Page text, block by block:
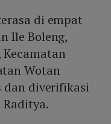
di empat
Ile Boleng,
Wotan
dan diverifikasi
Raditya.